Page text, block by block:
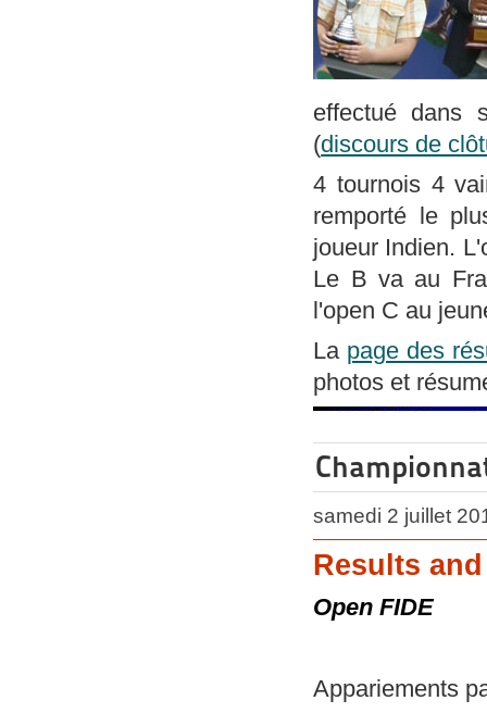
effectué dans
(discours de
4 tournois 4
remporté le
joueur Indien.
Le B va au
l'open C au
La page des
photos et
samedi 2 juillet
Results
Open FIDE
Appariements